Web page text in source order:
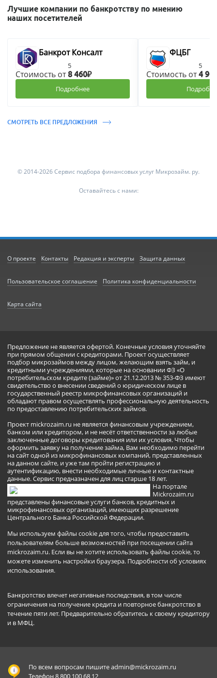
Лучшие компании по банкротству по мнению
наших посетителей
Банкрот Консалт
5
Стоимость от8 460₽
Подробнее
ФЦБГ
5
Стоимость от4
СМОТРЕТЬ ВСЕ ПРЕДЛОЖЕНИЯ
© 2014-2026 Сервис подбора финансовых услуг Микрозайм. ру.
Оставайтесь с нами:
О проекте Контакты Редакция и эксперты Защита данных
Пользовательское соглашение Политика конфиденциальности
Карта сайта
Предложение не является офертой. Конечные условия уточняйте
при прямом общении с кредиторами. Проект осуществляет
подбор микрозаймов между лицом, желающим взять займ, и
кредитными учреждениями, которые на основании ФЗ «О
потребительском кредите (займе)» от 21.12.2013 № 353-ФЗ имеют
свидетельство о внесении сведений о юридическом лице в
государственный реестр микрофинансовых организаций и
обладают правом осуществлять профессиональную деятельность
по предоставлению потребительских займов.
Проект mickrozaim.ru не является финансовым учреждением,
банком или кредитором, и не несёт ответственности за любые
заключенные договоры кредитования или их условия. Чтобы
оформить заявку на получение займа, Вам необходимо перейти
на сайт одной из микрофинансовых компаний, представленных
на данном сайте, и уже там пройти регистрацию и
аутентификацию, внести необходимые личные и контактные
данные. Сервис предназначен для лиц старше 18 лет.
На портале
Mickrozaim.ru
представлены финансовые услуги банков, кредитных и
микрофинансовых организаций, имеющих разрешение
Центрального Банка Российской Федерации.
Мы используем файлы cookie для того, чтобы предоставить
пользователям больше возможностей при посещении сайта
mickrozaim.ru. Если вы не хотите использовать файлы cookie, то
можете изменить настройки браузера. Подробности об условиях
использования.
Банкротство влечет негативные последствия, в том числе
ограничения на получение кредита и повторное банкротство в
течение пяти лет. Предварительно обратитесь к своему кредитору
и в МФЦ.
По всем вопросам пишитеadmin@mickrozaim.ru
Телефон 8 800 100 68 12